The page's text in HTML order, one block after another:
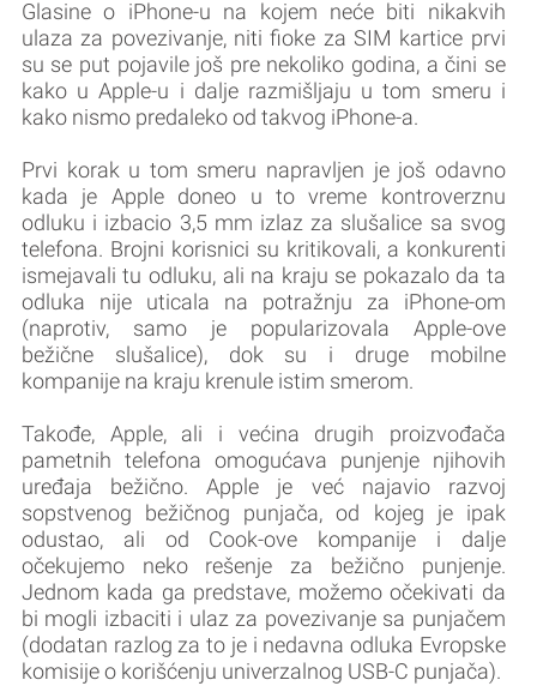
Glasine o iPhone-u na kojem neće biti nikakvih
ulaza za povezivanje, niti fioke za SIM kartice prvi
su se put pojavile još pre nekoliko godina, a čini se
kako u Apple-u i dalje razmišljaju u tom smeru i
kako nismo predaleko od takvog iPhone-a.
Prvi korak u tom smeru napravljen je još odavno
kada je Apple doneo u to vreme kontroverznu
odluku i izbacio 3,5 mm izlaz za slušalice sa svog
telefona. Brojni korisnici su kritikovali, a konkurenti
ismejavali tu odluku, ali na kraju se pokazalo da ta
odluka nije uticala na potražnju za iPhone-om
(naprotiv, samo je popularizovala Apple-ove
bežične slušalice), dok su i druge mobilne
kompanije na kraju krenule istim smerom.
Takođe, Apple, ali i većina drugih proizvođača
pametnih telefona omogućava punjenje njihovih
uređaja bežično. Apple je već najavio razvoj
sopstvenog bežičnog punjača, od kojeg je ipak
odustao, ali od Cook-ove kompanije i dalje
očekujemo neko rešenje za bežično punjenje.
Jednom kada ga predstave, možemo očekivati da
bi mogli izbaciti i ulaz za povezivanje sa punjačem
(dodatan razlog za to je i nedavna odluka Evropske
komisije o korišćenju univerzalnog USB-C punjača).